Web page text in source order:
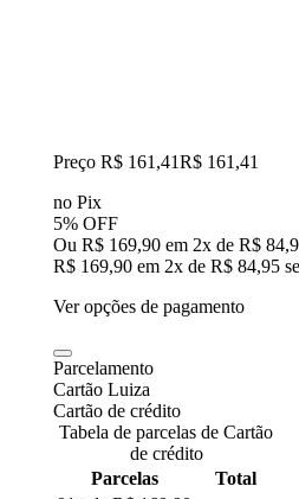
Preço R$ 161,41R$ 161 ,41
no Pix
5% OFF
Ou R$ 169,90 em 2x de R$
R$ 169,90 em 2x de R$ 84,95
Ver opções de pagamento
Parcelamento
Cartão Luiza
Cartão de crédito
Tabela de parcelas de Cartão
de crédito
Parcelas
Total